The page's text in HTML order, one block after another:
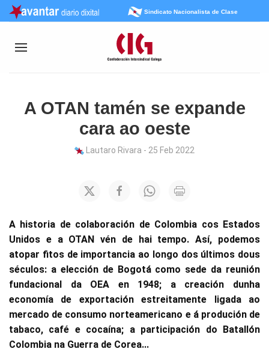
Sindicato Nacionalista de Clase
A OTAN tamén se expande
cara ao oeste
Lautaro Rivara - 25 Feb 2022
A historia de colaboración de Colombia cos Estados
Unidos e a OTAN vén de hai tempo. Así, podemos
atopar fitos de importancia ao longo dos últimos dous
séculos: a elección de Bogotá como sede da reunión
fundacional da OEA en 1948; a creación dunha
economía de exportación estreitamente ligada ao
mercado de consumo norteamericano e á produción de
tabaco, café e cocaína; a participación do Batallón
Colombia na Guerra de Corea...